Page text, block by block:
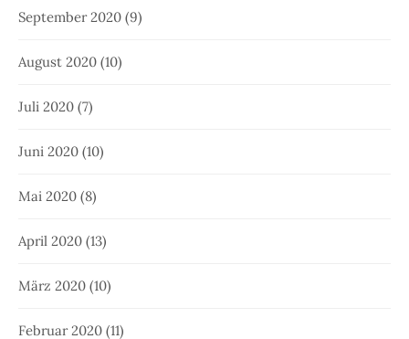
September 2020 (9)
August 2020 (10)
Juli 2020 (7)
Juni 2020 (10)
Mai 2020 (8)
April 2020 (13)
März 2020 (10)
Februar 2020 (11)